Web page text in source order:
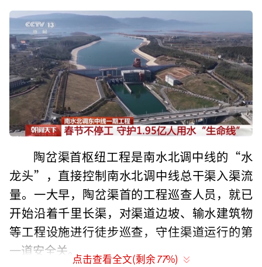
陶岔渠首枢纽工程是南水北调中线的“水
龙头”，直接控制南水北调中线总干渠入渠流
量。一大早，陶岔渠首的工程巡查人员，就已
开始沿着千里长渠，对渠道边坡、输水建筑物
等工程设施进行徒步巡查，守住渠道运行的第
一道安全关。
点击查看全文(剩余77%)